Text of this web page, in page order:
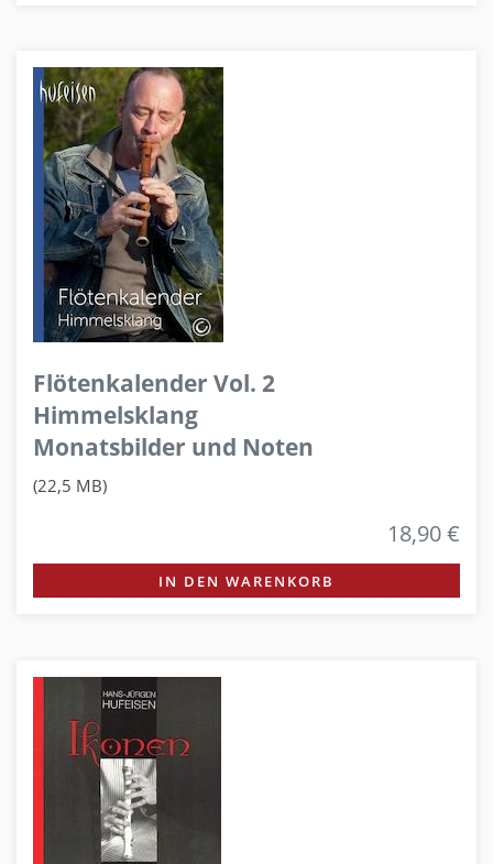
Flötenkalender Vol. 2
Himmelsklang
Monatsbilder und Noten
(22,5 MB)
18,90 €
IN DEN WARENKORB